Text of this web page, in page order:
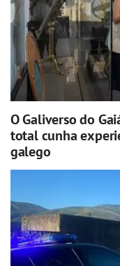
O Galiverso do
total cunha
galego